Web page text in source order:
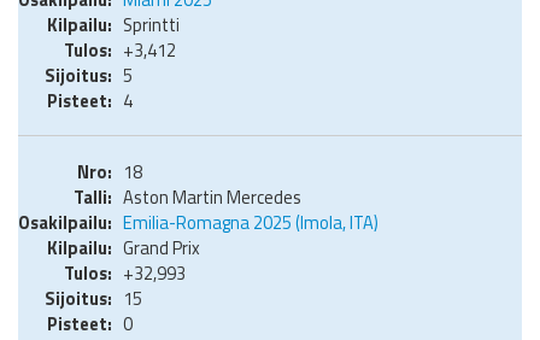
Sprintti
+3,412
5
4
18
Aston Martin Mercedes
Emilia-Romagna 2025 (Imola, ITA)
Grand Prix
+32,993
15
0